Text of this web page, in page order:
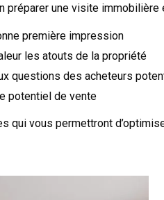
préparer une visite immobilière
première impression
les atouts de la propriété
questions des acheteurs
potentiel de vente
qui vous permettront